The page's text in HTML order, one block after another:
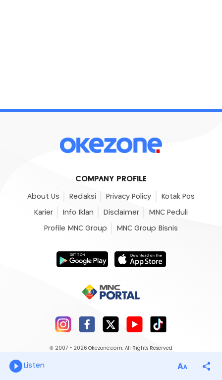
COMPANY PROFILE
About Us Redaksi Privacy Policy Kotak Pos
Karier Info Iklan Disclaimer MNC Peduli
Profile MNC Group MNC Group Bisnis
© 2007 - 2026 Okezone.com, All Rights Reserved
Listen